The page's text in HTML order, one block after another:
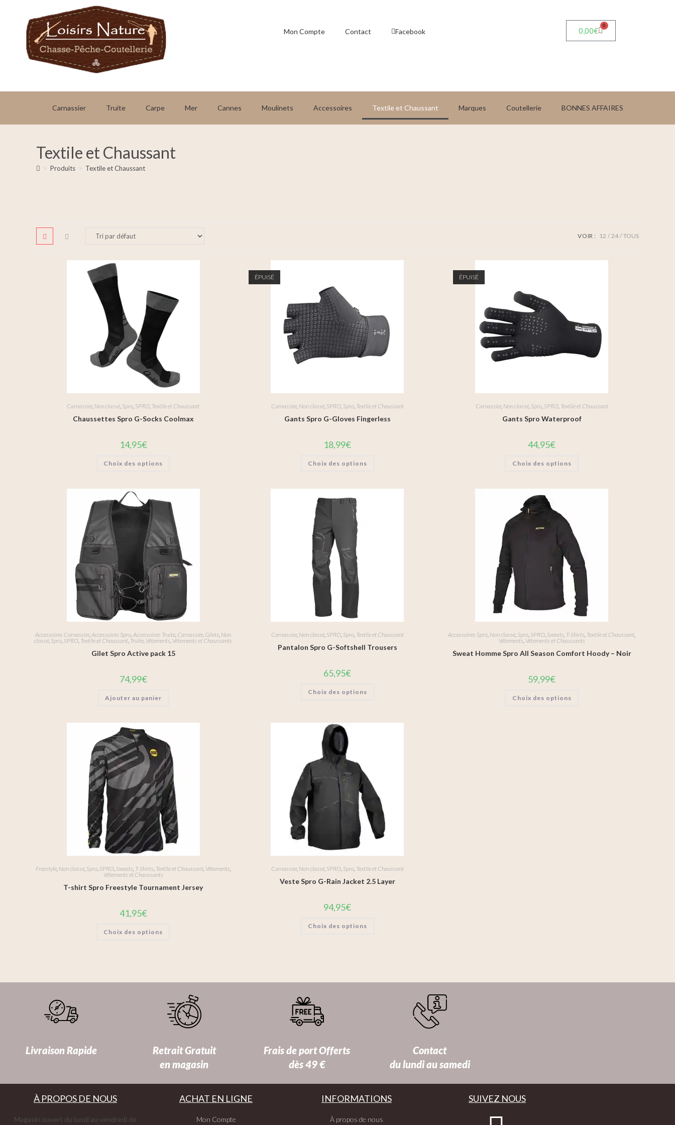
Mon Compte Contact Facebook 0,00€
0
Carnassier Truite Carpe Mer Cannes Moulinets Accessoires Textile et Chaussant Marques Coutellerie BONNES AFFAIRES
Textile et Chaussant
> Produits > Textile et Chaussant
VOIR : 12 24 TOUS
Carnassier, Non classé, Spro, SPRO, Textile et Chaussant
Chaussettes Spro G-Socks Coolmax
14,95€
Choix des options
ÉPUISÉ
Carnassier, Non classé, SPRO, Spro, Textile et Chaussant
Gants Spro G-Gloves Fingerless
18,99€
Choix des options
ÉPUISÉ
Carnassier, Non classé, Spro, SPRO, Textile et Chaussant
Gants Spro Waterproof
44,95€
Choix des options
Accessoires Carnassier,Accessoires Spro ,Accessoires Truite Carnassier, Gilets Non
classé Spro SPRO Textile et Chaussant Truite Vêtements Vêtements et Chaussants
Gilet Spro Active pack 15
74,99€
Ajouter au panier
Carnassier, Non classé, SPRO, Spro, Textile et Chaussant
Pantalon Spro G-Softshell Trousers
65,95€
Choix des options
Accessoires Spro Non classé Spro SPRO Sweats T-Shirts Textile et Chaussant
Vêtements Vêtements et Chaussants
Sweat Homme Spro All Season Comfort Hoody – Noir
59,99€
Choix des options
Freestyle, Non classé, Spro, SPRO, Sweats, T-Shirts, Textile et Chaussant, Vêtements,
Vêtements et Chaussants
T-shirt Spro Freestyle Tournament Jersey
41,95€
Choix des options
Carnassier, Non classé, SPRO, Spro, Textile et Chaussant
Veste Spro G-Rain Jacket 2.5 Layer
94,95€
Choix des options
Livraison Rapide
Retrait Gratuit
en magasin
Frais de port Offerts
dès 49 €
Contact
du lundi au samedi
À PROPOS DE NOUS
Magasin ouvert du lundi au vendredi de
ACHAT EN LIGNE
Mon Compte
INFORMATIONS
À propos de nous
SUIVEZ NOUS